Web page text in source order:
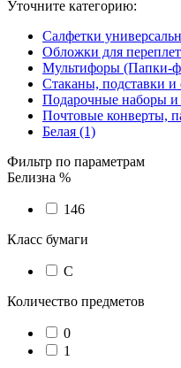
Уточните категорию:
Салфетки
Обложки для
Мультифоры (Папки-
Стаканы, подставки и
Подарочные наборы и
Почтовые конверты,
Белая (1)
Фильтр по параметрам
Белизна %
146
Класс бумаги
C
Количество предметов
0
1